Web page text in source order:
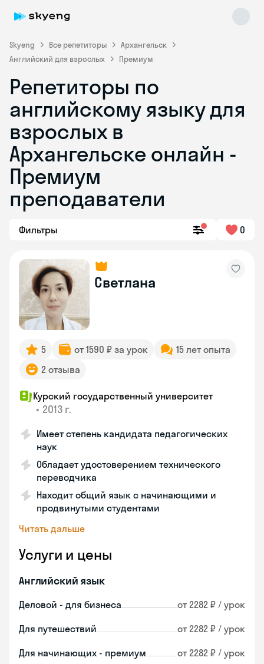
Skyeng Все репетиторы
Архангельск
Английский для взрослых
Премиум
Репетиторы по
английскому языку для
взрослых в
Архангельске онлайн -
Премиум
преподаватели
Фильтры 0
Светлана
5 от 1590 ₽ за урок
15 лет опыта
2 отзыва
Курский государственный университет
• 2013 г.
Имеет степень кандидата педагогических
наук
Обладает удостоверением технического
переводчика
Находит общий язык с начинающими и
продвинутыми студентами
Читать дальше
Услуги и цены
Английский язык
Деловой - для бизнеса от 2282 ₽ / урок
Для путешествий от 2282 ₽ / урок
Для начинающих - премиум от 2282 ₽ / урок
Skyeng Chat